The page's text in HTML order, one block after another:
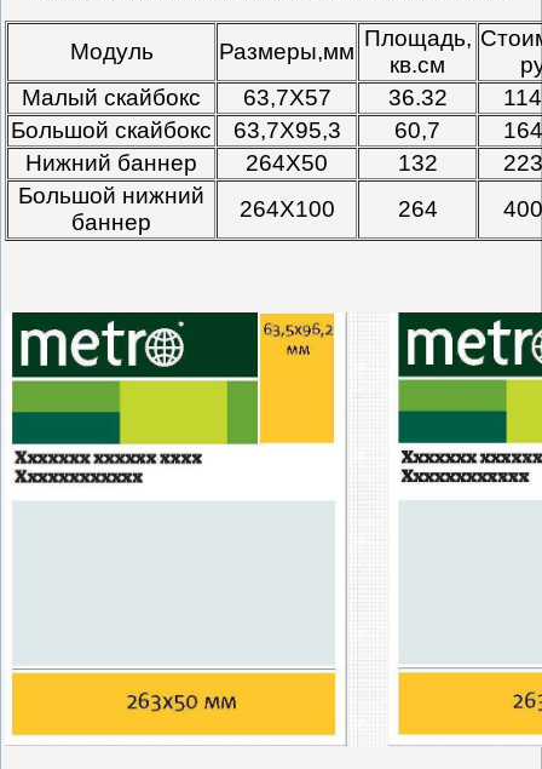
Модуль Размеры,мм
Площадь,
кв.см
Малый скайбокс
63,7Х57 36.32
Большой скайбокс
63,7Х95,3 60,7
Нижний баннер
264Х50 132
Большой нижний
баннер
264Х100 264